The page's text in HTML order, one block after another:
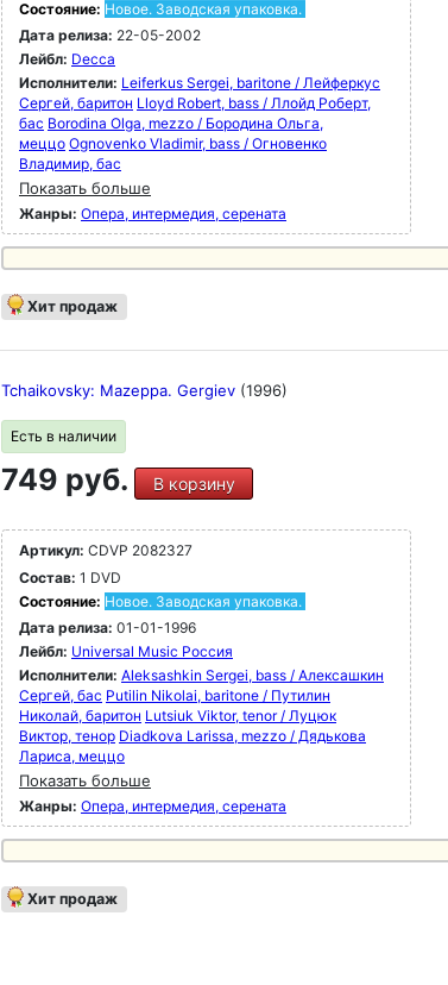
Состояние: Новое. Заводская упаковка.
Дата релиза: 22-05-2002
Лейбл: Decca
Исполнители: Leiferkus Sergei, baritone / Лейферкус
Сергей, баритон Lloyd Robert, bass / Ллойд Роберт,
бас Borodina Olga, mezzo / Бородина Ольга,
меццо Ognovenko Vladimir, bass / Огновенко
Владимир, бас
Показать больше
Жанры: Опера, интермедия, серената
Хит продаж
Tchaikovsky: Mazeppa. Gergiev (1996)
Есть в наличии
749 руб. В корзину
Артикул: CDVP 2082327
Состав: 1 DVD
Состояние: Новое. Заводская упаковка.
Дата релиза: 01-01-1996
Лейбл: Universal Music Россия
Исполнители: Aleksashkin Sergei, bass / Алексашкин
Сергей, бас Putilin Nikolai, baritone / Путилин
Николай, баритон Lutsiuk Viktor, tenor / Луцюк
Виктор, тенор Diadkova Larissa, mezzo / Дядькова
Лариса, меццо
Показать больше
Жанры: Опера, интермедия, серената
Хит продаж